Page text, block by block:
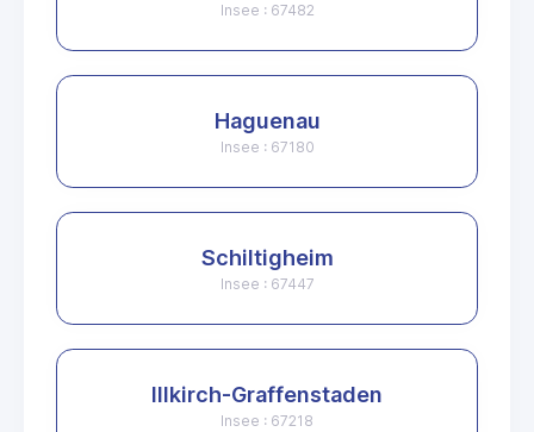
Insee : 67482
Haguenau
Insee : 67180
Schiltigheim
Insee : 67447
Illkirch-Graffenstaden
Insee : 67218